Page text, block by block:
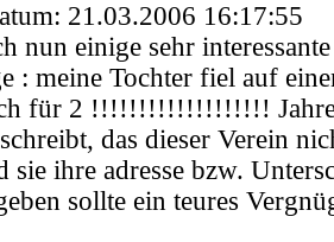
21.03.2006 16:17:55
nun einige sehr
: meine Tochter fiel auf
für 2 !!!!!!!!!!!!!!!!!!!
das dieser Verein
sie ihre adresse bzw.
sollte ein teures